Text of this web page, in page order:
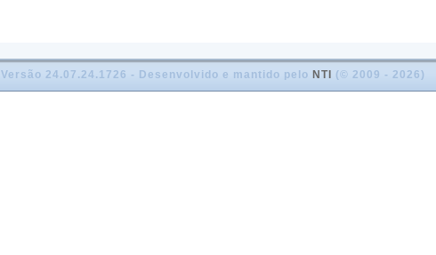
Versão 24.07.24.1726 - Desenvolvido e mantido pelo NTI (© 2009 - 2026)